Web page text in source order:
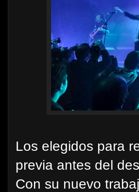
Los elegidos para
previa antes del
Con su nuevo